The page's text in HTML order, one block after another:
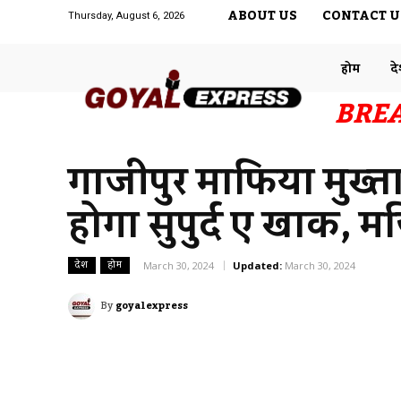
Thursday, August 6, 2026 ABOUT US CONTACT
होम
गाजीपुर माफिया
होगा सुपुर्द ए खाक,
देश होम March 30, 2024 Updated: March 30, 2024
Bygoyalexpress